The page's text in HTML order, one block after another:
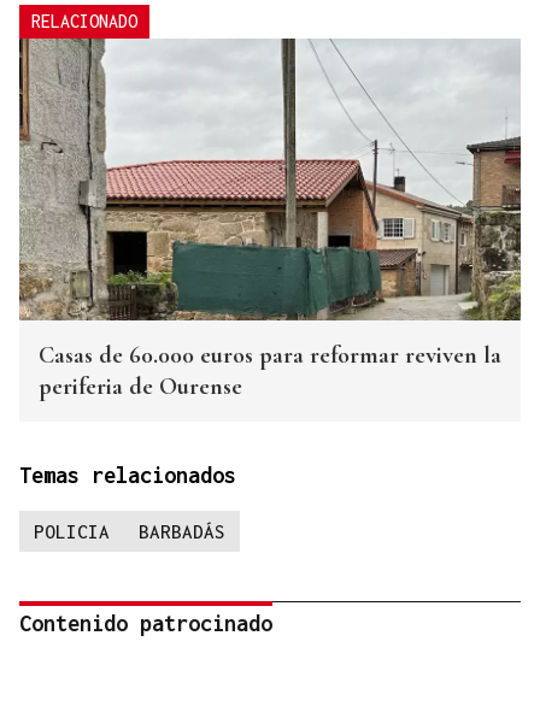
RELACIONADO
Casas de 60.000 euros para reformar reviven la
periferia de Ourense
Temas relacionados
POLICIA BARBADÁS
Contenido patrocinado